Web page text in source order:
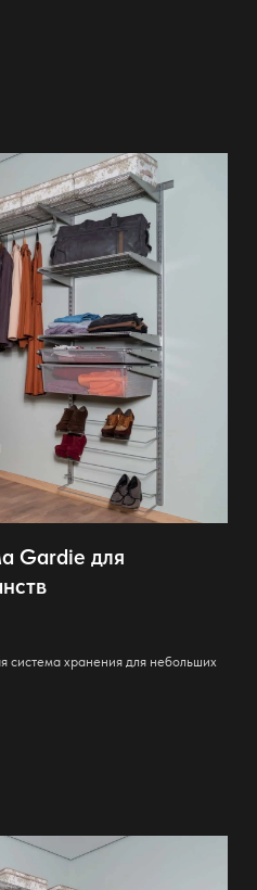
Gardie для
система хранения для небольших